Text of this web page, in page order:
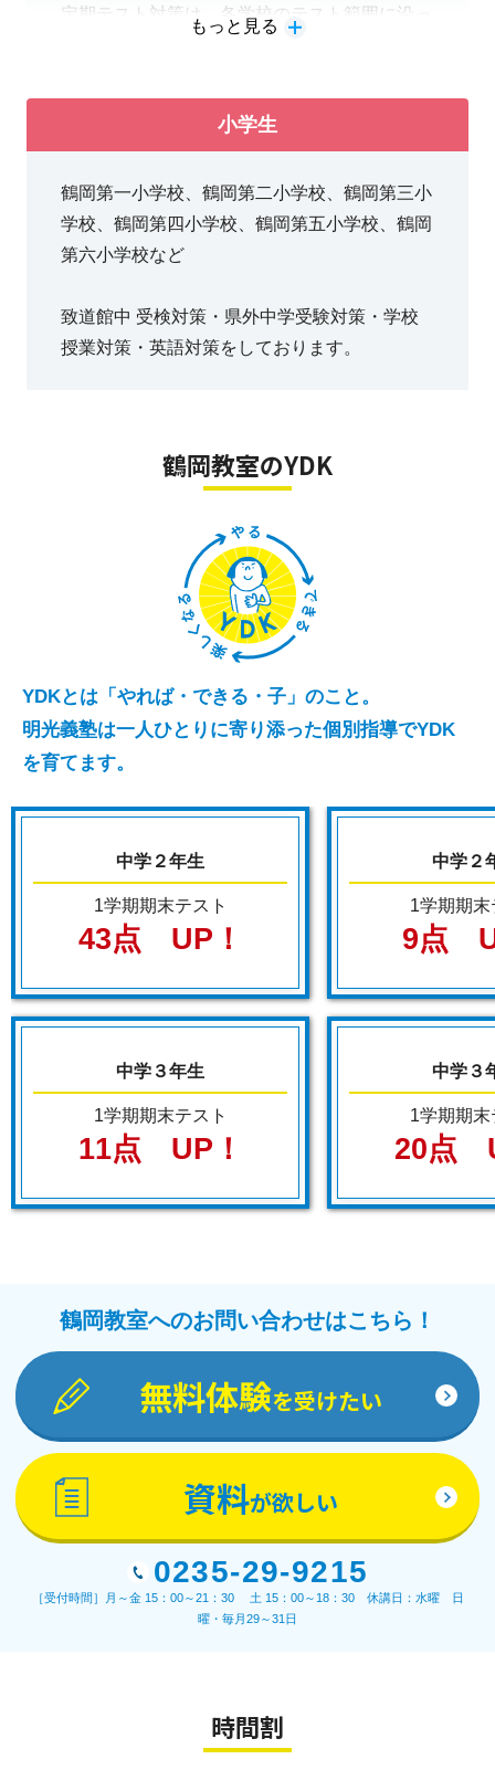
定期テスト対策は、各学校のテスト範囲に沿っ
もっと見る
小学生
鶴岡第一小学校、鶴岡第二小学校、鶴岡第三小
学校、鶴岡第四小学校、鶴岡第五小学校、鶴岡
第六小学校など
致道館中 受検対策・県外中学受験対策・学校
授業対策・英語対策をしております。
鶴岡教室のYDK
YDKとは「やれば・できる・子」のこと。
明光義塾は一人ひとりに寄り添った個別指導でYDK
を育てます。
中学２年生
1学期期末テスト
43点 UP！
中学３年生
1学期期末テスト
11点 UP！
中学２
1学期期末
9点
中学３
1学期期末
20点
鶴岡教室へのお問い合わせはこちら！
無料体験を受けたい
資料が欲しい
0235-29-9215
［受付時間］月～金 15：00～21：30 土 15：00～18：30 休講日：水曜 日
曜・毎月29～31日
時間割